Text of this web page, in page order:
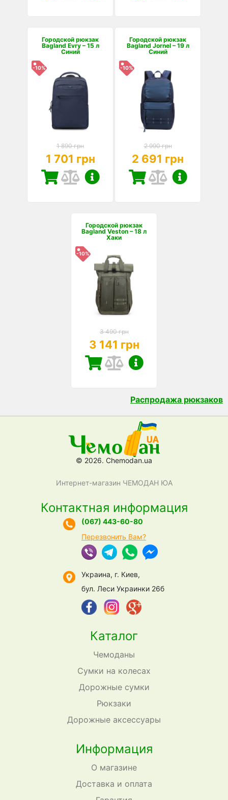
Городской рюкзак
Bagland Evry – 15 л
Синий
-10%
1 890 грн
1 701 грн
Городской рюкзак
Bagland Jornel – 19 л
Синий
-10%
2 990 грн
2 691 грн
Городской рюкзак
Bagland Veston – 18 л
Хаки
-10%
3 490 грн
3 141 грн
Распродажа рюкзаков
© 2026. Chemodan.ua
Интернет-магазин ЧЕМОДАН ЮА
Каталог
Чемоданы
Сумки на колесах
Дорожные сумки
Рюкзаки
Дорожные аксессуары
Информация
О магазине
Доставка и оплата
Контактная информация
(067) 443-60-80
Перезвонить Вам?
Украина, г. Киев,
бул. Леси Украинки 26б